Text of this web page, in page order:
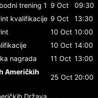
trening 1 9 Oct
09:30
kvalifikacije 9 Oct
13:30
10 Oct 10:00
10 Oct 14:00
nagrada 11 Oct 13:00
Američkih
25 Oct 20:00
Država